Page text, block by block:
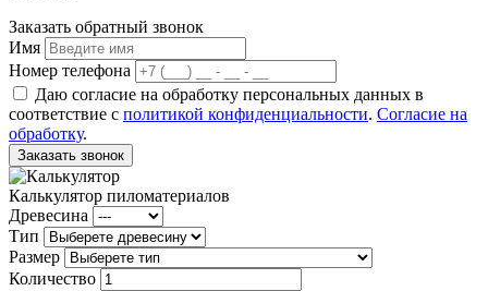
Заказать обратный звонок
Имя
Номер телефона
Даю согласие на обработку персональных данных в
соответствие с политикой конфиденциальности. Согласие на
обработку.
Заказать звонок
Калькулятор пиломатериалов
Древесина
Тип
Размер
Количество